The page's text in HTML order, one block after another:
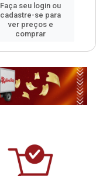
Faça seu login ou
cadastre-se para
ver preços e
comprar